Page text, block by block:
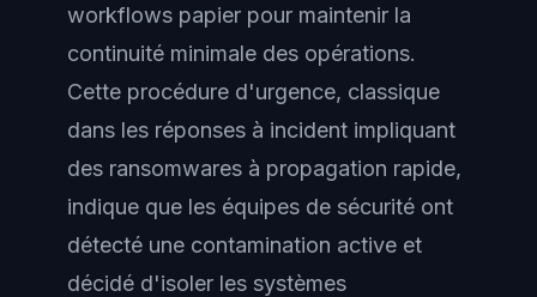
workflows papier pour maintenir la
continuité minimale des opérations.
Cette procédure d'urgence, classique
dans les réponses à incident impliquant
des ransomwares à propagation rapide,
indique que les équipes de sécurité ont
détecté une contamination active et
décidé d'isoler les systèmes